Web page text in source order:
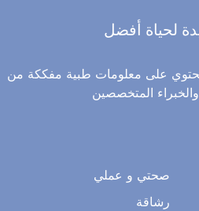
لحياة أفضل
تحتوي على معلومات طبية مفككة من
المتخصصين
صحتي و عملي
رشاقة